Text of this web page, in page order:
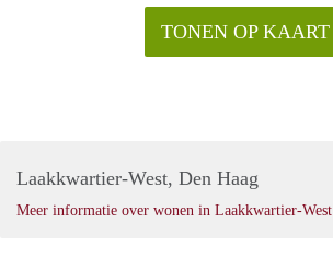
TONEN OP KAART
Laakkwartier-West, Den Haag
Meer informatie over wonen in Laakkwartier-West